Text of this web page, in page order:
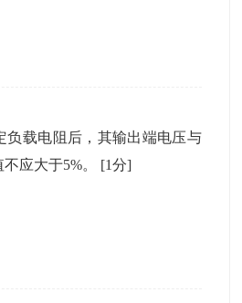
负载电阻后，其输出端电压与
应大于5%。 [1分]